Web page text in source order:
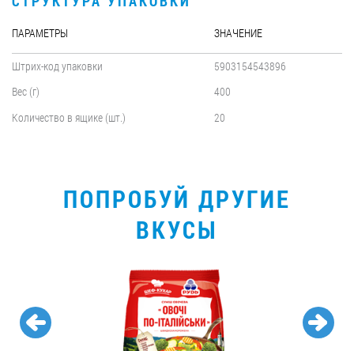
ПАРАМЕТРЫ ЗНАЧЕНИЕ
Штрих-код упаковки
5903154543896
Вес (г)
400
Количество в ящике (шт.)
20
ПОПРОБУЙ ДРУГИЕ
ВКУСЫ